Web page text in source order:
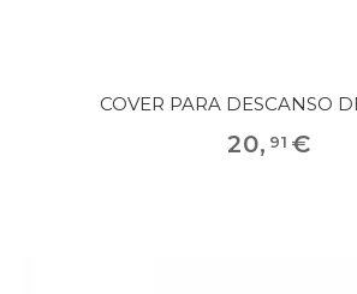
COVER PARA DESCANSO
20, 91 €